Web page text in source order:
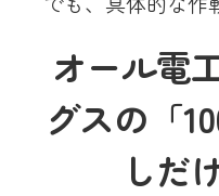
オール電
グスの「
しだ